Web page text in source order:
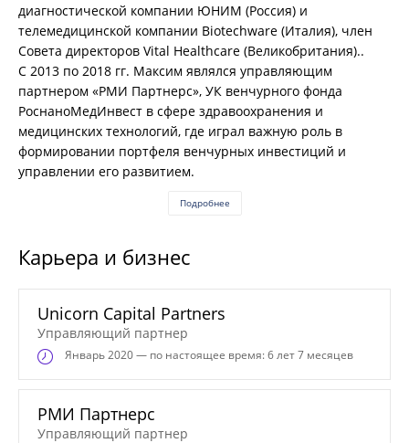
диагностической компании ЮНИМ (Россия) и
телемедицинской компании Biotechware (Италия), член
Совета директоров Vital Healthcare (Великобритания)..
С 2013 по 2018 гг. Максим являлся управляющим
партнером «РМИ Партнерс», УК венчурного фонда
РоснаноМедИнвест в сфере здравоохранения и
медицинских технологий, где играл важную роль в
формировании портфеля венчурных инвестиций и
управлении его развитием.
Подробнее
Карьера и бизнес
Unicorn Capital Partners
Управляющий партнер
Январь2020 — по настоящее время: 6 лет 7 месяцев
РМИ Партнерс
Управляющий партнер